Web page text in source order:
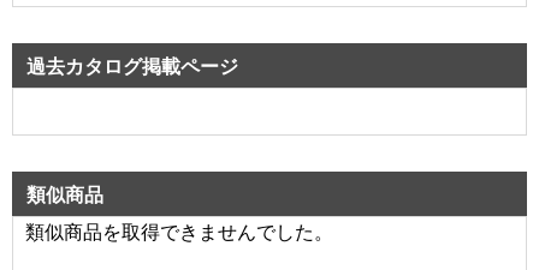
過去カタログ掲載ページ
類似商品
類似商品を取得できませんでした。